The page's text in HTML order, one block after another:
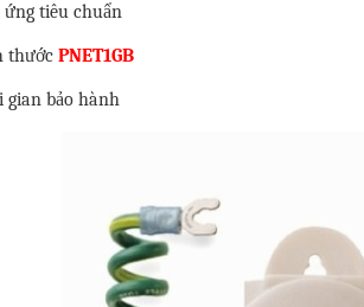
tiêu chuẩn
thướcPNET1GB
gian bảo hành